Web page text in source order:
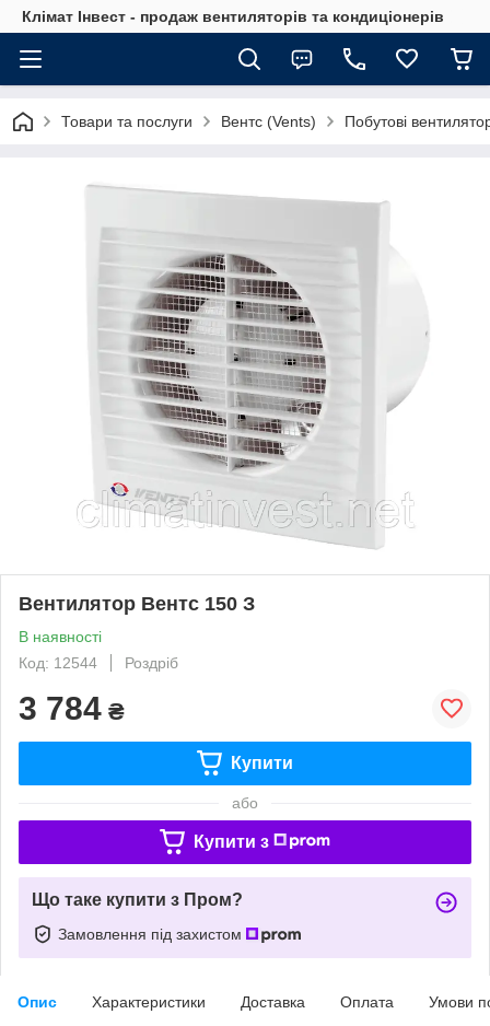
Клімат Інвест - продаж вентиляторів та кондиціонерів
Товари та послуги Вентс (Vents) Побутові
Вентилятор Вентс 150 З
В наявності
Код: 12544
Роздріб
3 784 ₴
Купити
або
Купити з
Що таке купити з Пром?
Замовлення під захистом
Опис Характеристики Доставка Оплата Умови